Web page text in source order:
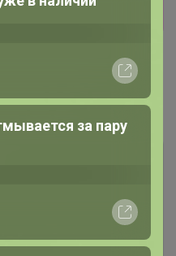
1-2из2.
и